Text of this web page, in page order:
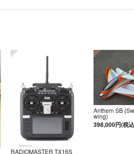
RADIOMASTER TX16S
Anthem SB
wing)
398,000円(税